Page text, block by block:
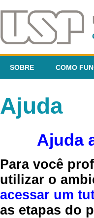
SOBRE COMO
Ajuda
Ajuda
Para você
utilizar o
acessar um
as etapas do